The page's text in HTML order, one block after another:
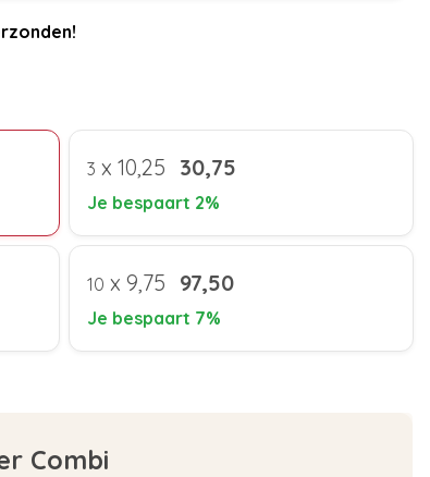
3 x 10,25 30,75
Je bespaart 2%
10 x 9,75 97,50
Je bespaart 7%
Combi